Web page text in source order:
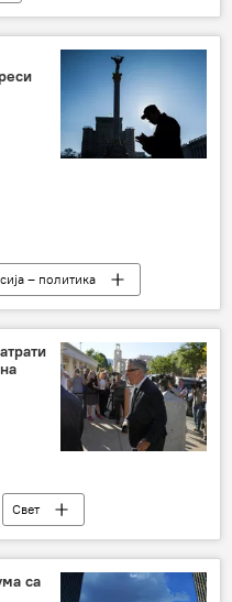
– вести
– политика
– вести
сукоб
Свет
суђење
са